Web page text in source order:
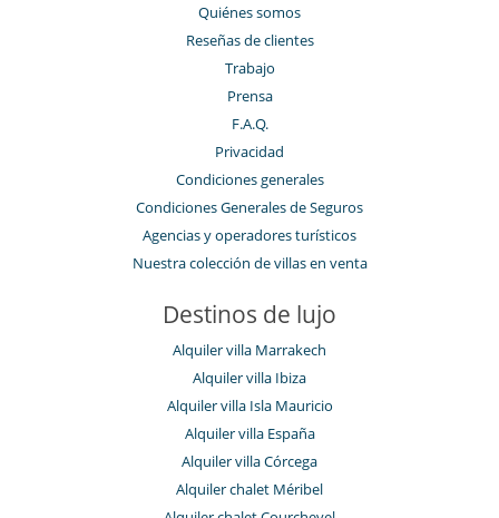
Quiénes somos
Reseñas de clientes
Trabajo
Prensa
F.A.Q.
Privacidad
Condiciones generales
Condiciones Generales de Seguros
Agencias y operadores turísticos
Nuestra colección de villas en venta
Destinos de lujo
Alquiler villa Marrakech
Alquiler villa Ibiza
Alquiler villa Isla Mauricio
Alquiler villa España
Alquiler villa Córcega
Alquiler chalet Méribel